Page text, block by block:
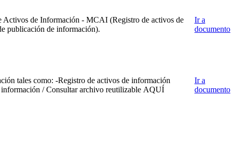
Activos de Información - MCAI (Registro de activos de
publicación de información).
Ir a
documento
tales como: -Registro de activos de información
/ Consultar archivo reutilizable AQUÍ
Ir a
documento